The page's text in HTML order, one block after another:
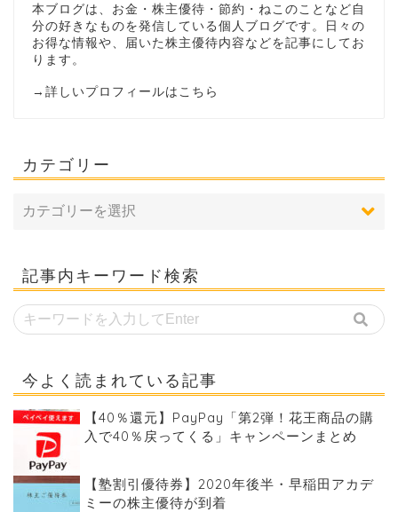
本ブログは、お金・株主優待・節約・ねこのことなど自
分の好きなものを発信している個人ブログです。日々の
お得な情報や、届いた株主優待内容などを記事にしてお
ります。
→ 詳しいプロフィールはこちら
カテゴリー
記事内キーワード検索
今よく読まれている記事
【40％還元】PayPay「第2弾！花王商品の購
入で40％戻ってくる」キャンペーンまとめ
【塾割引優待券】2020年後半・早稲田アカデ
ミーの株主優待が到着